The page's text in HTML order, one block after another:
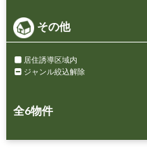
その他
居住誘導区域内
ジャンル絞込解除
全6物件